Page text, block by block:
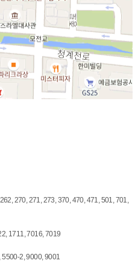
270, 271, 273, 370, 470, 471, 501, 701,
1711, 7016, 7019
5500-2, 9000, 9001